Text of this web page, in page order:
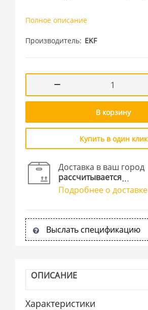
Полное описание
Производитель EKF
В корзину
Купить в один клик
Доставка в ваш город
рассчитывается
Подробнее о доставке
Выслать спецификацию
ОПИСАНИЕ
Характеристики